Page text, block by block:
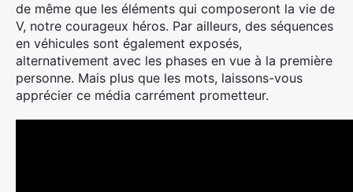
de même que les éléments qui composeront la vie de
V, notre courageux héros. Par ailleurs, des séquences
en véhicules sont également exposés,
alternativement avec les phases en vue à la première
personne. Mais plus que les mots, laissons-vous
apprécier ce média carrément prometteur.